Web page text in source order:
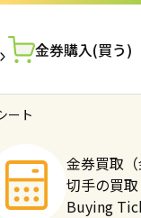
金券購入(買う)
ート
金券買取（
切手の買取
Buying